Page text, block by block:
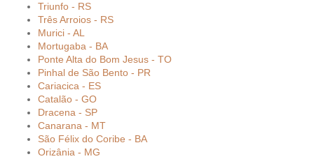
Triunfo - RS
Três Arroios - RS
Murici - AL
Mortugaba - BA
Ponte Alta do Bom Jesus - TO
Pinhal de São Bento - PR
Cariacica - ES
Catalão - GO
Dracena - SP
Canarana - MT
São Félix do Coribe - BA
Orizânia - MG